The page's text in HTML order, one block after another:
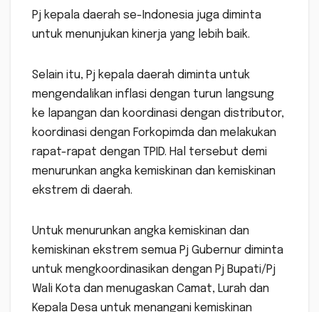
Pj kepala daerah se-Indonesia juga diminta
untuk menunjukan kinerja yang lebih baik.
Selain itu, Pj kepala daerah diminta untuk
mengendalikan inflasi dengan turun langsung
ke lapangan dan koordinasi dengan distributor,
koordinasi dengan Forkopimda dan melakukan
rapat-rapat dengan TPID. Hal tersebut demi
menurunkan angka kemiskinan dan kemiskinan
ekstrem di daerah.
Untuk menurunkan angka kemiskinan dan
kemiskinan ekstrem semua Pj Gubernur diminta
untuk mengkoordinasikan dengan Pj Bupati/Pj
Wali Kota dan menugaskan Camat, Lurah dan
Kepala Desa untuk menangani kemiskinan